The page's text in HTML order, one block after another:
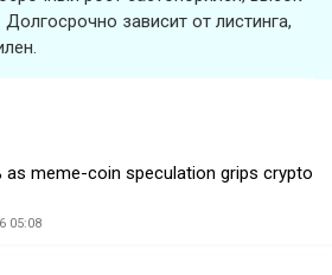
зависит от листинга,
as meme-coin speculation grips crypto
05:08